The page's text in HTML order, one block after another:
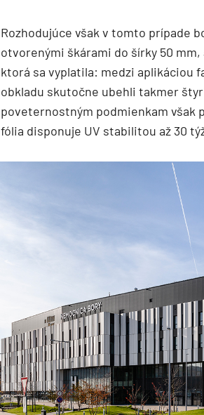
Rozhodujúce však v tomto prípade
otvorenými škárami do šírky 50
ktorá sa vyplatila: medzi aplikáciou
obkladu skutočne ubehli takmer
poveternostným podmienkam však
fólia disponuje UV stabilitou až 30